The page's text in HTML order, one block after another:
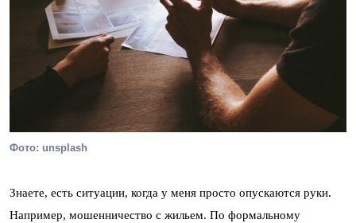
Фото: unsplash
Знаете, есть ситуации, когда у меня просто опускаются руки.
Например, мошенничество с жильем. По формальному